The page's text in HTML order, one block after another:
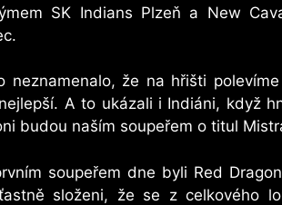
SK Indians Plzeň a New
že na hřišti
A to ukázali i Indiáni, když
budou naším soupeřem o titul
soupeřem dne byli Red
složeni, že se z celkového